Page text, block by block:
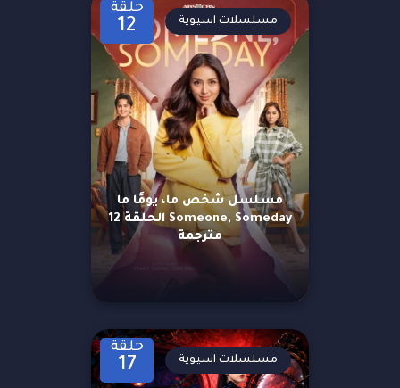
حلقة
12
مسلسل شخص ما، يومًا ما
Someone, Someday الحلقة 12
مترجمة
مسلسلات اسيوية
حلقة
17 مسلسلات اسيوية